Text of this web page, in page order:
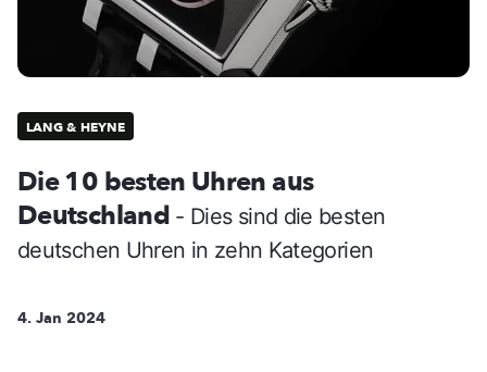
LANG & HEYNE
Die 10 besten Uhren aus
Deutschland - Dies sind die besten
deutschen Uhren in zehn Kategorien
4. Jan 2024